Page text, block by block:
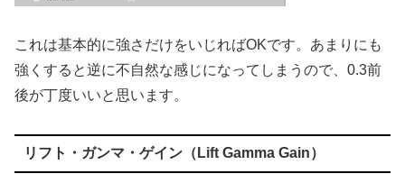
これは基本的に強さだけをいじればOKです。あまりにも
強くすると逆に不自然な感じになってしまうので、0.3前
後が丁度いいと思います。
リフト・ガンマ・ゲイン（Lift Gamma Gain）